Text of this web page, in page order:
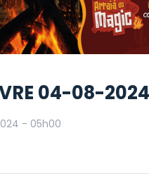
04-08-2024
- 05h00